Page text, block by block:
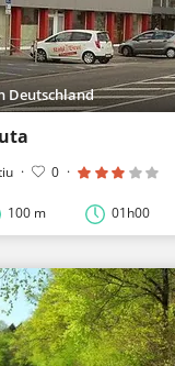
Deutschland
· 0 ·
100 m 01h00